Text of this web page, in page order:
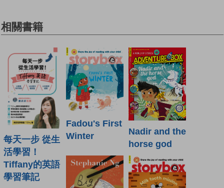
相關書籍
每天一步 從生
活學習！
Tiffany的英語
學習筆記
Fadou's First
Winter
Nadir and the
horse god